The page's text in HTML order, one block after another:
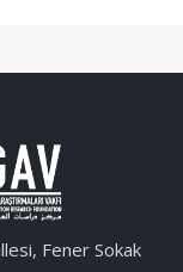
Fener Sokak